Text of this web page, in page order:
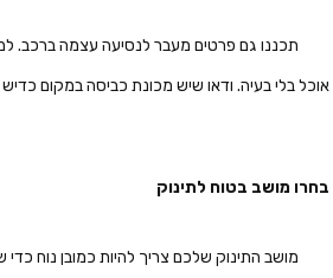
תכננו גם פרטים מעבר לנסיעה עצמה ברכב.
אוכל בלי בעיה. ודאו שיש מכונת כביסה במקום
בחרו מושב בטוח לתינוק
מושב התינוק שלכם צריך להיות כמובן נוח